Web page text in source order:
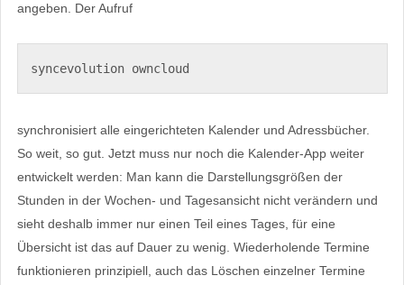
angeben. Der Aufruf
syncevolution owncloud
synchronisiert alle eingerichteten Kalender und Adressbücher.
So weit, so gut. Jetzt muss nur noch die Kalender-App weiter
entwickelt werden: Man kann die Darstellungsgrößen der
Stunden in der Wochen- und Tagesansicht nicht verändern und
sieht deshalb immer nur einen Teil eines Tages, für eine
Übersicht ist das auf Dauer zu wenig. Wiederholende Termine
funktionieren prinzipiell, auch das Löschen einzelner Termine